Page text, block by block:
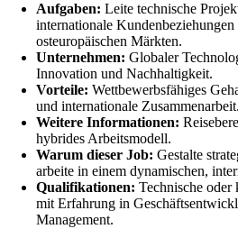
Aufgaben: Leite technische
internationale
osteuropäischen Märkten.
Unternehmen: Globaler
Innovation und Nachhaltigkeit.
Vorteile: Wettbewerbsfähiges
und internationale Zusammenarbeit.
Weitere Informationen:
hybrides Arbeitsmodell.
Warum dieser Job: Gestalte
arbeite in einem dynamischen,
Qualifikationen: Technische
mit Erfahrung in
Management.